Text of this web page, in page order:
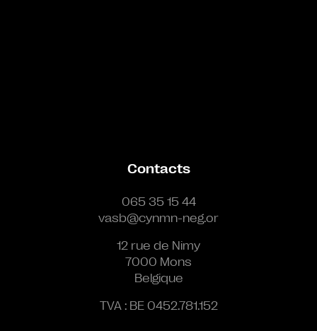
Contacts
065 35 15 44
vasb@cynmn-neg.or
12 rue de Nimy
7000 Mons
Belgique
TVA : BE 0452.781.152